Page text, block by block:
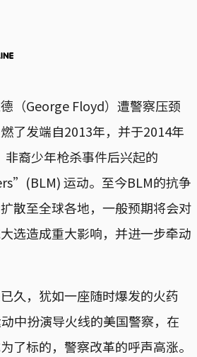
（George Floyd）遭警察压颈
了发端自2013年，并于2014年
裔少年枪杀事件后兴起的
运动。至今BLM的抗争
散至全球各地，一般预期将会对
选造成重大影响，并进一步牵动
久，犹如一座随时爆发的火药
中扮演导火线的美国警察，在
了标的，警察改革的呼声高涨。